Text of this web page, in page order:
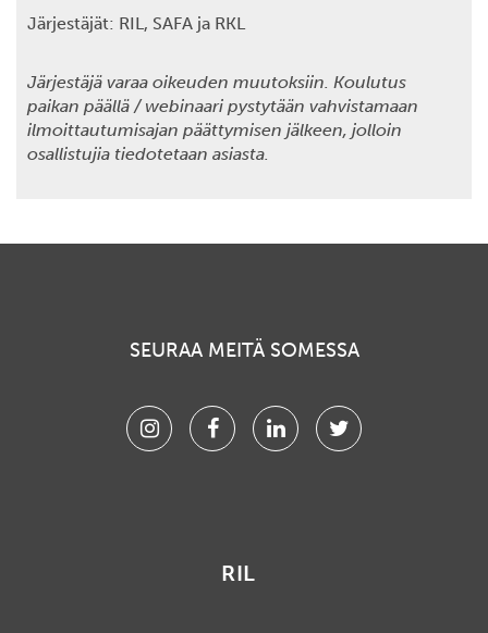
Järjestäjät: RIL, SAFA ja RKL
Järjestäjä varaa oikeuden muutoksiin. Koulutus
paikan päällä / webinaari pystytään vahvistamaan
ilmoittautumisajan päättymisen jälkeen, jolloin
osallistujia tiedotetaan asiasta.
SEURAA MEITÄ SOMESSA
InstagramFacebookLinkedinTwitter
RIL